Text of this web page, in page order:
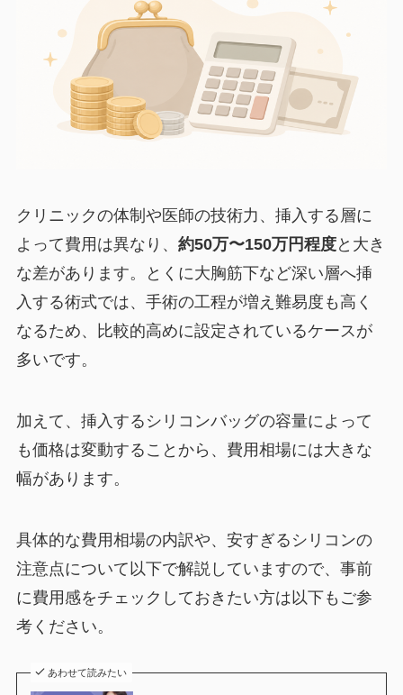
クリニックの体制や医師の技術力、挿入する層に
よって費用は異なり、 約50万〜150万円程度と大き
な差があります。とくに大胸筋下など深い層へ挿
入する術式では、手術の工程が増え難易度も高く
なるため、比較的高めに設定されているケースが
多いです。
加えて、挿入するシリコンバッグの容量によって
も価格は変動することから、費用相場には大きな
幅があります。
具体的な費用相場の内訳や、安すぎるシリコンの
注意点について以下で解説していますので、事前
に費用感をチェックしておきたい方は以下もご参
考ください。
あわせて読みたい